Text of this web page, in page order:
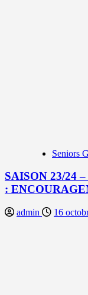
Seniors
SAISON 23/24
:
admin 16